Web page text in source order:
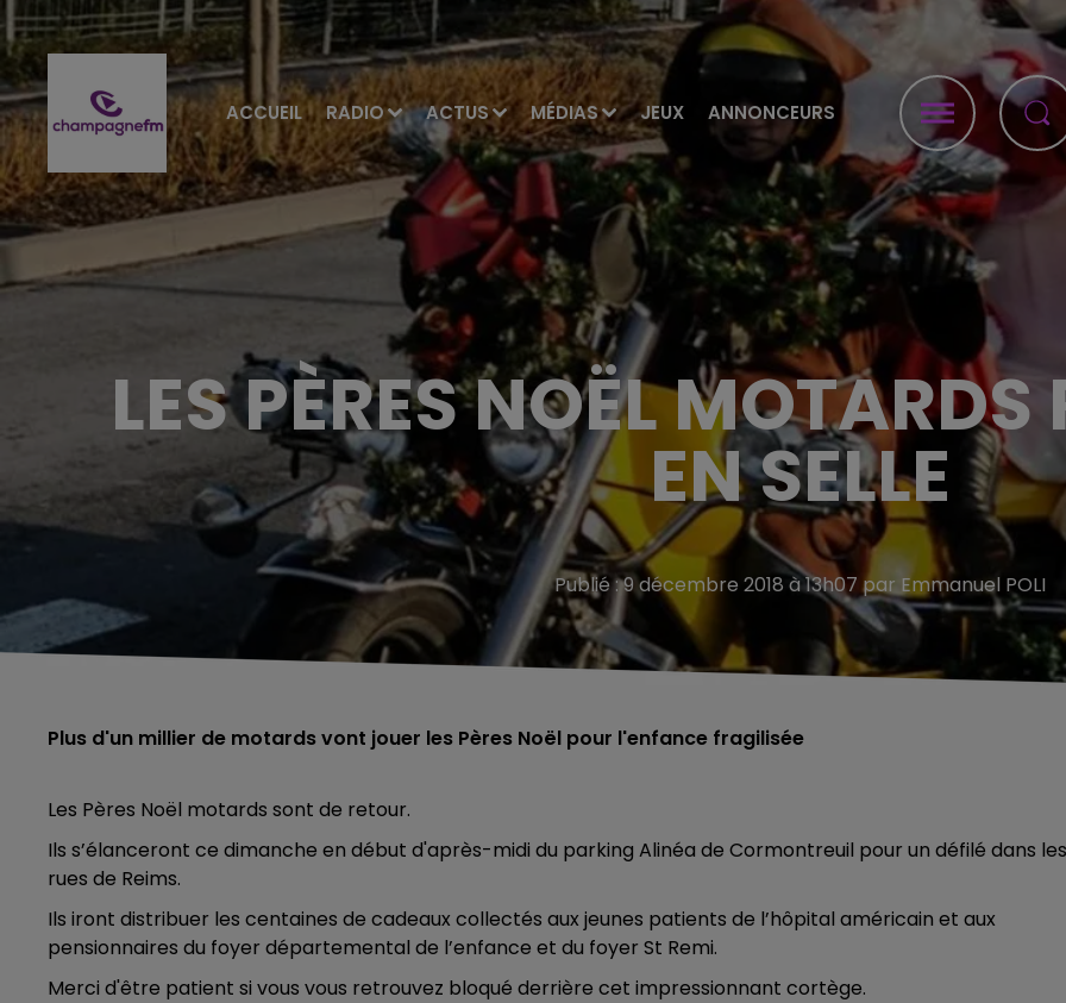
ACCUEIL RADIO ACTUS MÉDIAS JEUX ANNONCEURS
LES PÈRES NOËL
EN SELLE
Publié : 9 décembre 2018 à 13h07 par Emmanuel POLI
Plus d'un millier de motards vont jouer les Pères Noël pour l'enfance fragilisée
Les Pères Noël motards sont de retour.
Ils s’élanceront ce dimanche en début d'après-midi du parking Alinéa de Cormontreuil pour un défilé dans les
rues de Reims.
Ils iront distribuer les centaines de cadeaux collectés aux jeunes patients de l’hôpital américain et aux
pensionnaires du foyer départemental de l’enfance et du foyer St Remi.
Merci d'être patient si vous vous retrouvez bloqué derrière cet impressionnant cortège.